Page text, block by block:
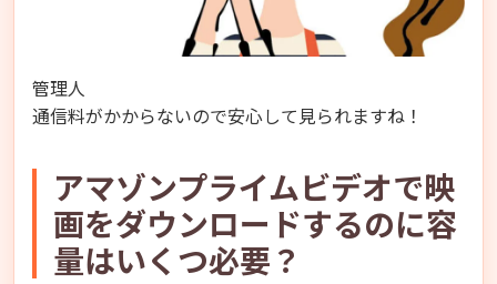
管理人
通信料がかからないので安心して見られますね！
アマゾンプライムビデオで映
画をダウンロードするのに容
量はいくつ必要？